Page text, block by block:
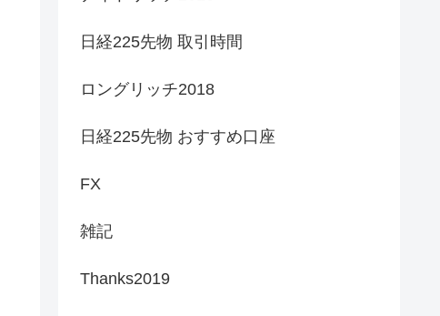
日経225先物 取引時間
ロングリッチ2018
日経225先物 おすすめ口座
FX
雑記
Thanks2019